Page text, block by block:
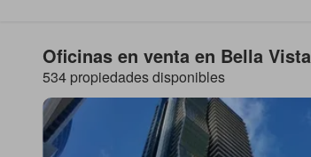
Oficinas en venta en Bella Vista
534 propiedades disponibles